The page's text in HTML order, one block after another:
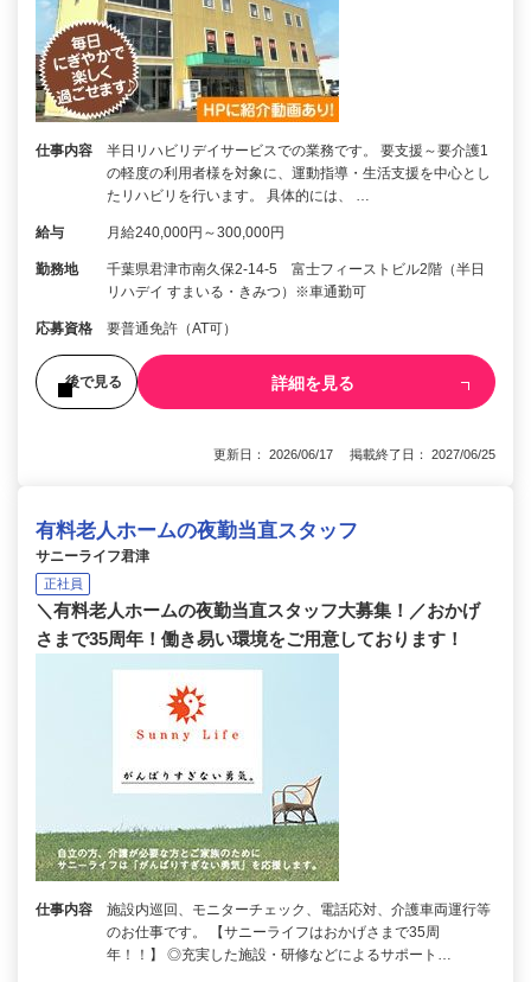
仕事内容
半日リハビリデイサービスでの業務です。 要支援～要介護1
の軽度の利用者様を対象に、運動指導・生活支援を中心とし
たリハビリを行います。 具体的には、 …
給与 月給240,000円～300,000円
勤務地
千葉県君津市南久保2-14-5 富士フィーストビル2階（半日
リハデイ すまいる・きみつ）※車通勤可
応募資格 要普通免許（AT可）
後で見る 詳細を見る
更新日： 2026/06/17 掲載終了日： 2027/06/25
有料老人ホームの夜勤当直スタッフ
サニーライフ君津
正社員
＼有料老人ホームの夜勤当直スタッフ大募集！／おかげ
さまで35周年！働き易い環境をご用意しております！
仕事内容
施設内巡回、モニターチェック、電話応対、介護車両運行等
のお仕事です。 【サニーライフはおかげさまで35周
年！！】 ◎充実した施設・研修などによるサポート…